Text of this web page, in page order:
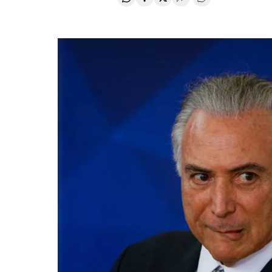
Compartir en Whatsapp
Compartir en Facebook
Compartir en Twitter
Desplegar Redes
Comentários